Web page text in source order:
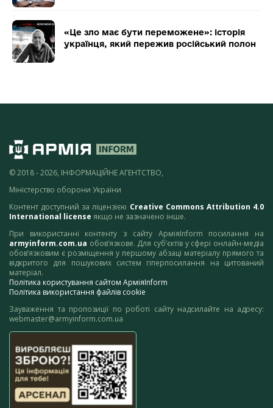
«Це зло має бути переможене»: історія
українця, який пережив російський полон
© 2018 - 2026, ІНФОРМАЦІЙНЕ АГЕНТСТВО,
Міністерство оборони України
Контент доступний за ліцензією Creative Commons Attribution 4.0
International license якщо не зазначено інше.
При використанні контенту з сайту АрміяInform посилання на
armyinform.com.ua обов’язкове. Для суб’єктів у сфері онлайн-медіа
обов’язковим є розміщення у першому абзаці матеріалу прямого та
відкритого для пошукових систем гіперпосилання на цитований
матеріал.
Політика користування сайтом АрміяInform
Політика використання файлів cookie
Зауваження та пропозиції по роботі сайту надсилайте на адресу:
webmaster@armyinform.com.ua